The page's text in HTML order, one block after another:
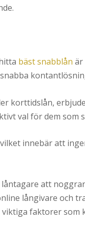
bäst snabblån är
korttidslån,
val för dem som
innebär att
att
långivare och
faktorer som